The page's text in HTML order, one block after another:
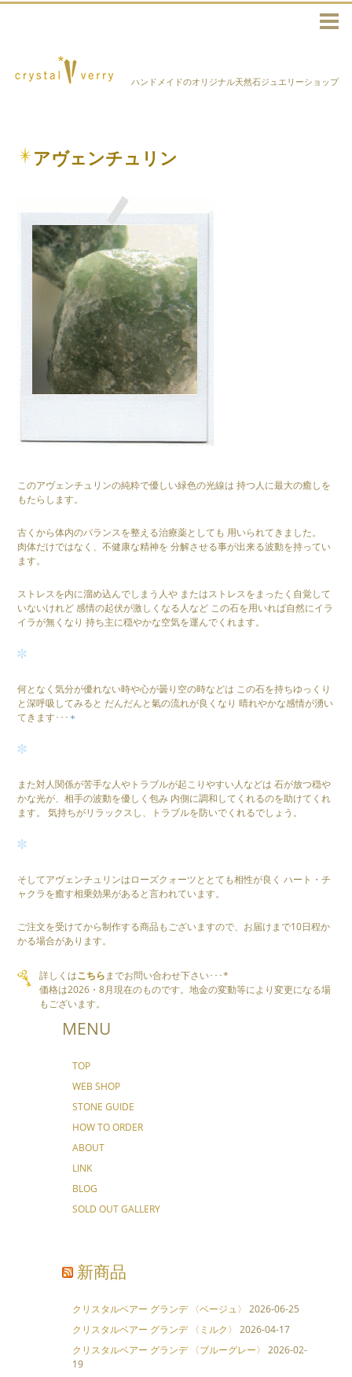
ハンドメイドのオリジナル天然石ジュエリーショップ
アヴェンチュリン
このアヴェンチュリンの純粋で優しい緑色の光線は 持つ人に最大の癒しを
もたらします。
古くから体内のバランスを整える治療薬としても 用いられてきました。
肉体だけではなく、不健康な精神を 分解させる事が出来る波動を持ってい
ます。
ストレスを内に溜め込んでしまう人や またはストレスをまったく自覚して
いないけれど 感情の起伏が激しくなる人など この石を用いれば自然にイラ
イラが無くなり 持ち主に穏やかな空気を運んでくれます。
何となく気分が優れない時や心が曇り空の時などは この石を持ちゆっくり
と深呼吸してみると だんだんと氣の流れが良くなり 晴れやかな感情が湧い
てきます･･･
また対人関係が苦手な人やトラブルが起こりやすい人などは 石が放つ穏や
かな光が、相手の波動を優しく包み 内側に調和してくれるのを助けてくれ
ます。 気持ちがリラックスし、トラブルを防いでくれるでしょう。
そしてアヴェンチュリンはローズクォーツととても相性が良く ハート・チ
ャクラを癒す相乗効果があると言われています。
ご注文を受けてから制作する商品もございますので、お届けまで10日程か
かる場合があります。
詳しくはこちらまでお問い合わせ下さい･･･*
価格は2026・8月現在のものです。地金の変動等により変更になる場
もございます。
MENU
TOP
WEB SHOP
STONE GUIDE
HOW TO ORDER
ABOUT
LINK
BLOG
SOLD OUT GALLERY
新商品
クリスタルベアー グランデ 〈ベージュ〉
2026-06-25
クリスタルベアー グランデ 〈ミルク〉
2026-04-17
クリスタルベアー グランデ 〈ブルーグレー〉
2026-02-
19